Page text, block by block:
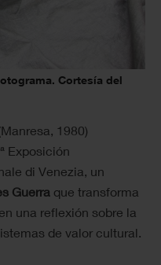
Cortesía del
1980)
Exposición
di Venezia, un
Guerra que transforma
una reflexión sobre la
de valor cultural.